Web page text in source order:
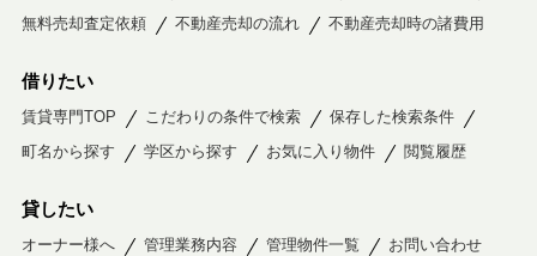
無料売却査定依頼
不動産売却の流れ 不動産売却時の諸費用
借りたい
賃貸専門TOP こだわりの条件で検索
保存した検索条件
町名から探す
学区から探す お気に入り物件 閲覧履歴
貸したい
オーナー様へ 管理業務内容 管理物件一覧 お問い合わせ